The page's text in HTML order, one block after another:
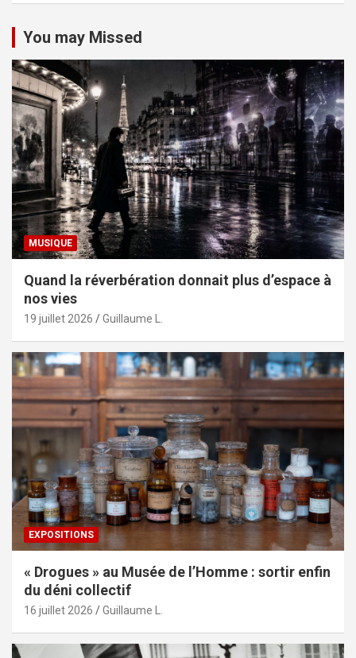
You may Missed
MUSIQUE
Quand la réverbération donnait plus d’espace à
nos vies
19 juillet 2026 Guillaume L.
EXPOSITIONS
« Drogues » au Musée de l’Homme : sortir enfin
du déni collectif
16 juillet 2026 Guillaume L.